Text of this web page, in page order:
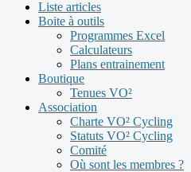
Liste articles
Boite à outils
Programmes Excel
Calculateurs
Plans entrainement
Boutique
Tenues VO²
Association
Charte VO² Cycling
Statuts VO² Cycling
Comité
Où sont les membres ?